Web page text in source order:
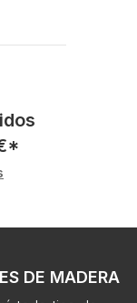
*
DE MADERA